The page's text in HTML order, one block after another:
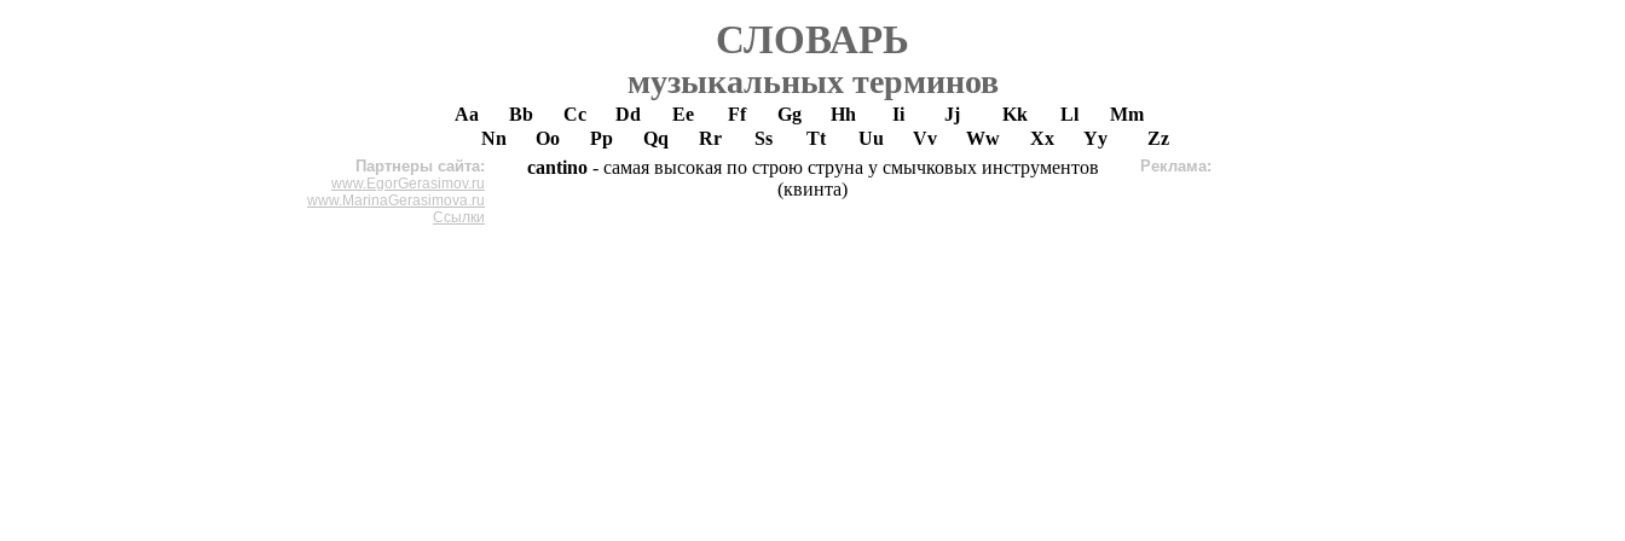
СЛОВАРЬ
музыкальных терминов
Aa Bb Cc Dd Ee Ff Gg Hh Ii Jj Kk Ll
Mm
Nn
Oo Pp Qq Rr Ss Tt Uu Vv Ww Xx Yy Zz
Партнеры сайта:
www.EgorGerasimov.ru
www.MarinaGerasimova.ru
Ссылки
cantino- самая высокая по строю струна у смычковых инструментов
(квинта)
Реклама: